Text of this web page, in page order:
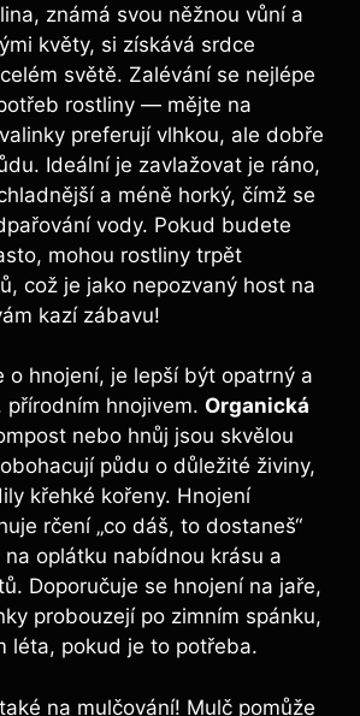
známá svou něžnou vůní a
květy, si získává srdce
světě. Zalévání se nejlépe
rostliny — mějte na
preferují vlhkou, ale dobře
Ideální je zavlažovat je ráno,
a méně horký, čímž se
vody. Pokud budete
mohou rostliny trpět
což je jako nepozvaný host na
kazí zábavu!
o hnojení, je lepší být opatrný a
přírodním hnojivem. Organická
nebo hnůj jsou skvělou
půdu o důležité živiny,
křehké kořeny. Hnojení
rčení „co dáš, to dostaneš“
oplátku nabídnou krásu a
Doporučuje se hnojení na jaře,
probouzejí po zimním spánku,
léta, pokud je to potřeba.
na mulčování! Mulč pomůže